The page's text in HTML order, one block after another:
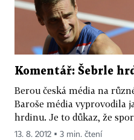
Komentář: Šebrle
Berou česká média na
Baroše média vyprovodila
hrdinu. Je to důkaz, že
13. 8. 2012 ▪ 3 min. čtení